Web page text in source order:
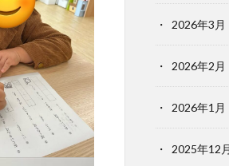
2026年3月
2026年2月
2026年1月
2025年12月